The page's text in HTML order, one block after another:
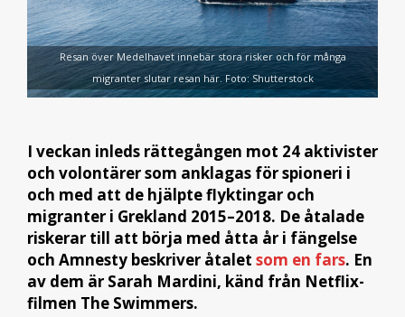
Resan över Medelhavet innebär stora risker och för många
migranter slutar resan här. Foto: Shutterstock
I veckan inleds rättegången mot 24 aktivister
och volontärer som anklagas för spioneri i
och med att de hjälpte flyktingar och
migranter i Grekland 2015–2018. De åtalade
riskerar till att börja med åtta år i fängelse
och Amnesty beskriver åtalet som en fars. En
av dem är Sarah Mardini, känd från Netflix-
filmen The Swimmers.